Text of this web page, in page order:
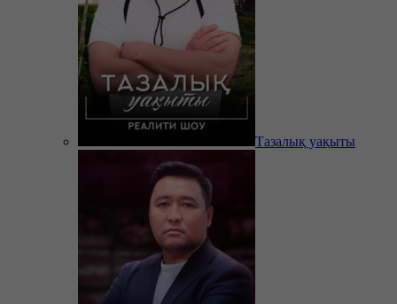
Тазалық уақыты